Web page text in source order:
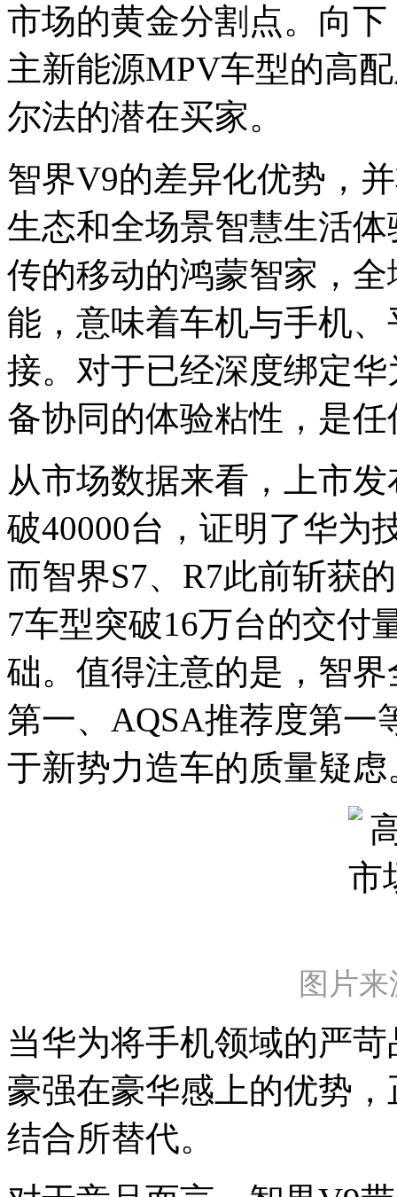
市场的黄金分割点。向
主新能源MPV车型的高
尔法的潜在买家。
智界V9的差异化优势，
生态和全场景智慧生活
传的移动的鸿蒙智家，
能，意味着车机与手机
接。对于已经深度绑定
备协同的体验粘性，是
从市场数据来看，上市
破40000台，证明了华为
而智界S7、R7此前斩获
7车型突破16万台的交付
础。值得注意的是，智界
第一、AQSA推荐度第一
于新势力造车的质量疑虑
图片
当华为将手机领域的严
豪强在豪华感上的优势
结合所替代。